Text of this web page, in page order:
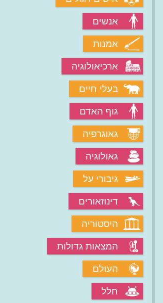
אנשים
אמנות
ארכיאולוגיה
בעלי חיים
גוף האדם
גאוגרפיה
גאולוגיה
גיבורי על
דינוזאורים
היסטוריה
המצאות גדולות
העולם
חלל
איך ארטישוק שאיננו מתוק יכול להמתיק
אוכל?
מהי הדלעת ואיך היא גדלה?
מה ההיסטוריה של הכרובית שהייתה
לאימפריית בריאות?